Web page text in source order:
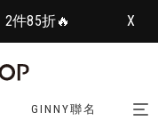
2件85折🔥 X
GINNY聯名